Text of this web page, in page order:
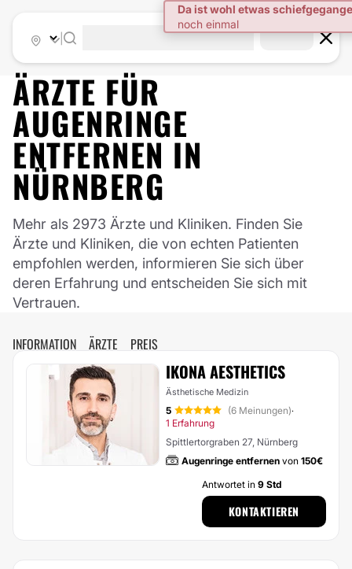
ÄRZTE FÜR
AUGENRINGE
ENTFERNEN IN
NÜRNBERG
Mehr als 2973 Ärzte und Kliniken. Finden Sie
Ärzte und Kliniken, die von echten Patienten
empfohlen werden, informieren Sie sich über
deren Erfahrung und entscheiden Sie sich mit
Vertrauen.
INFORMATION ÄRZTE PREIS
IKONA AESTHETICS
Ästhetische Medizin
5 (6 Meinungen)·
1 Erfahrung
Spittlertorgraben 27, Nürnberg
Augenringe entfernen von 150€
Antwortet in 9 Std
KONTAKTIEREN